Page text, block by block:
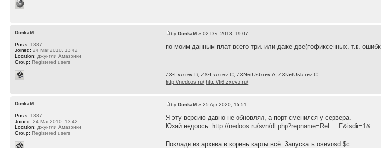
byDimkaM » 02 Dec 2013, 19:07
по моим данным плат всего три, или даже две(пофиксенных, т.к.
ZX-Evo rev B,ZX-Evo rev C,ZXNetUsb rev A,ZXNetUsb rev С
http://nedoos.ru/ http://ti6.zxevo.ru/
DimkaM
Posts: 1387
Joined: 24 Mar 2010, 13:42
Location: джунгли Амазонки
Group: Registered users
byDimkaM » 25 Apr 2020, 15:51
Я эту версию давно не обновлял, а порт сменился у сервера.
Юзай недоось.
http://nedoos.ru/svn/dl.php?repname=Rel ... F&isdir=1&
Поклади из архива в корень карты всё. Запускать osevosd.$c
DimkaM
Posts: 1387
Joined: 24 Mar 2010, 13:42
Location: джунгли Амазонки
Group: Registered users